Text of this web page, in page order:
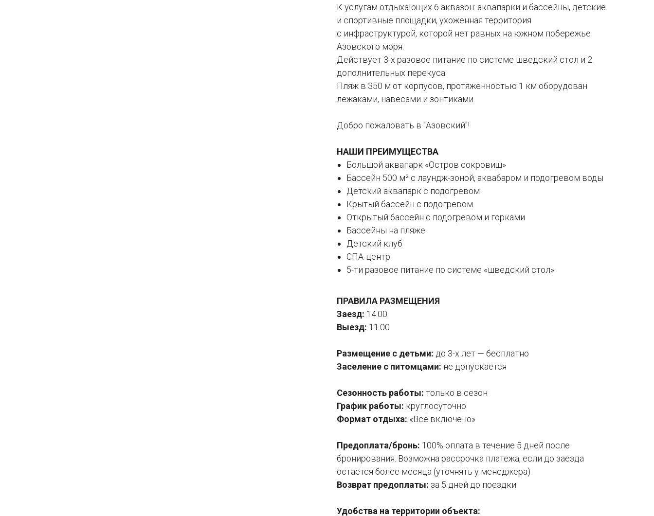
К услугам отдыхающих 6 аквазон: аквапарки и бассейны, детские
и спортивные площадки, ухоженная территория
с инфраструктурой, которой нет равных на южном побережье
Азовского моря.
Действует 3-х разовое питание по системе шведский стол и 2
дополнительных перекуса.
Пляж в 350 м от корпусов, протяженностью 1 км оборудован
лежаками, навесами и зонтиками.
Добро пожаловать в "Азовский"!
НАШИ ПРЕИМУЩЕСТВА
Большой аквапарк «Остров сокровищ»
Бассейн 500 м² с лаундж-зоной, аквабаром и подогревом воды
Детский аквапарк с подогревом
Крытый бассейн с подогревом
Открытый бассейн с подогревом и горками
Бассейны на пляже
Детский клуб
СПА-центр
5-ти разовое питание по системе «шведский стол»
ПРАВИЛА РАЗМЕЩЕНИЯ
Заезд: 14.00
Выезд: 11.00
Размещение с детьми: до 3-х лет — бесплатно
Заселение с питомцами: не допускается
Сезонность работы: только в сезон
График работы: круглосуточно
Формат отдыха: «Всё включено»
Предоплата/бронь: 100% оплата в течение 5 дней после
бронирования. Возможна рассрочка платежа, если до заезда
остается более месяца (уточнять у менеджера)
Возврат предоплаты: за 5 дней до поездки
Удобства на территории объекта: